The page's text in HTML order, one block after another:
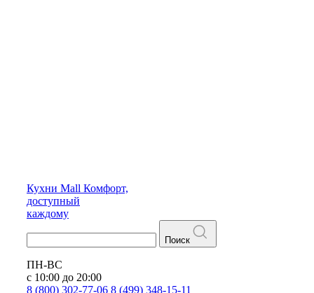
Кухни Mall Комфорт,
доступный
каждому
Поиск
ПН-ВС
с 10:00 до 20:00
8 (800) 302-77-06 8 (499) 348-15-11